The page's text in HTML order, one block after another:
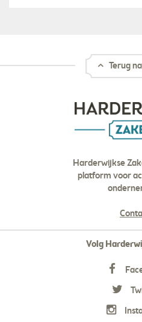
Terug
Harderwijkse
platform voor
Volg